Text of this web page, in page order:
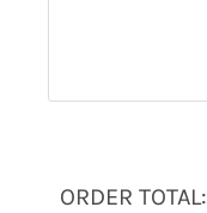
ORDER TOTAL: